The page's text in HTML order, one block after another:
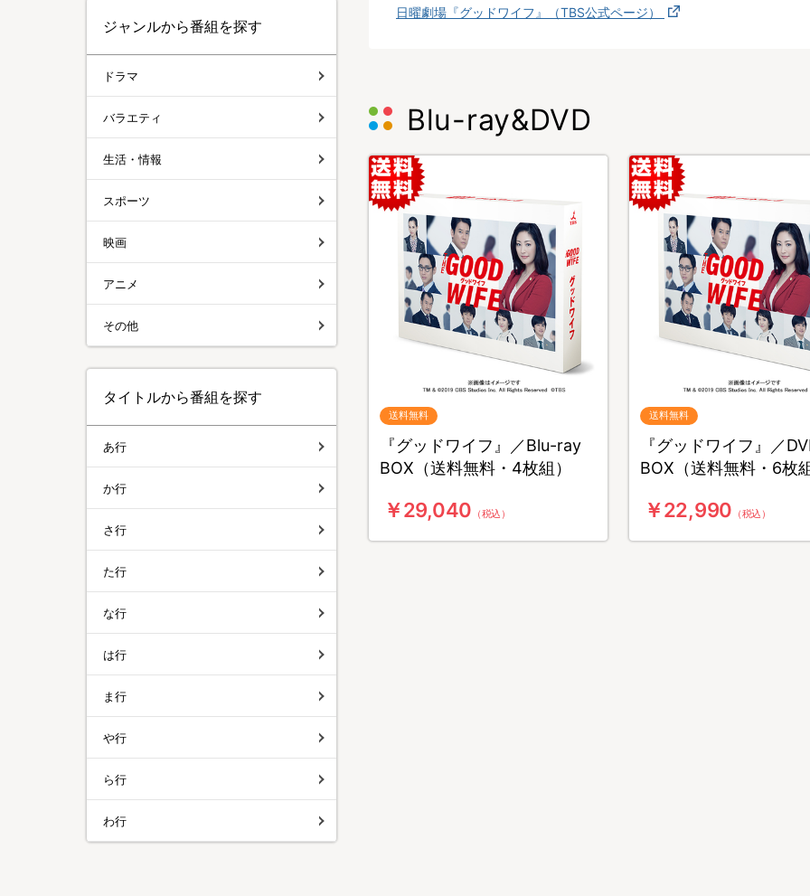
日曜劇場『グッドワイフ』（TBS公式ページ）
Blu-ray&DVD
送料無料
『グッドワイフ』／Blu-ray
BOX（送料無料・4枚組）
￥29,040 （税込）
送料無料
『グッドワイフ』／
BOX（送料無料・6枚
￥22,990 （税込）
ジャンルから番組を探す
ドラマ
バラエティ
生活・情報
スポーツ
映画
アニメ
その他
タイトルから番組を探す
あ行
か行
さ行
た行
な行
は行
ま行
や行
ら行
わ行